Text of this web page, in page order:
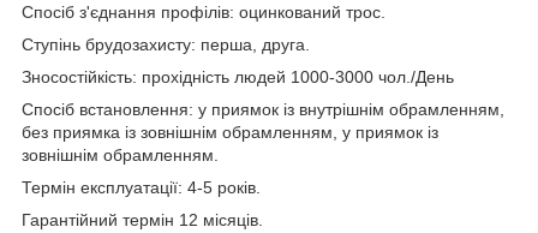
Спосіб з'єднання профілів: оцинкований трос.
Ступінь брудозахисту: перша, друга.
Зносостійкість: прохідність людей 1000-3000 чол./День
Спосіб встановлення: у приямок із внутрішнім обрамленням,
без приямка із зовнішнім обрамленням, у приямок із
зовнішнім обрамленням.
Термін експлуатації: 4-5 років.
Гарантійний термін 12 місяців.